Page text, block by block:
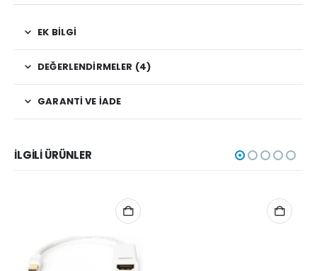
EK BILGI
DEĞERLENDIRMELER (4)
GARANTI VE İADE
İLGILI ÜRÜNLER